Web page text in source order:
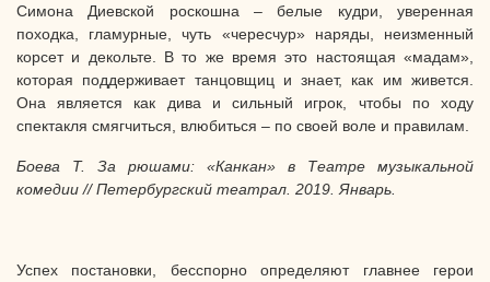
Симона Диевской роскошна – белые кудри, уверенная
походка, гламурные, чуть «чересчур» наряды, неизменный
корсет и декольте. В то же время это настоящая «мадам»,
которая поддерживает танцовщиц и знает, как им живется.
Она является как дива и сильный игрок, чтобы по ходу
спектакля смягчиться, влюбиться – по своей воле и правилам.
Боева Т. За рюшами: «Канкан» в Театре музыкальной
комедии // Петербургский театрал. 2019. Январь.
Успех постановки, бесспорно определяют главнее герои